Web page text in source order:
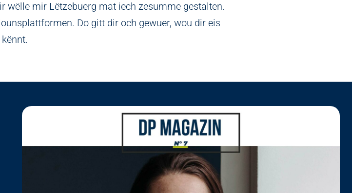
wëlle mir Lëtzebuerg mat iech zesumme gestalten.
Do gitt dir och gewuer, wou dir eis